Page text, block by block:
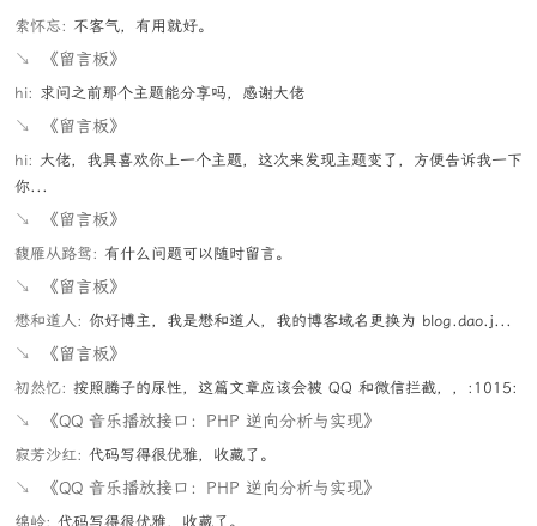
索怀忘: 不客气，有用就好。
↘ 《留言板》
hi: 求问之前那个主题能分享吗，感谢大佬
↘ 《留言板》
hi: 大佬，我具喜欢你上一个主题，这次来发现主题变了，方便告诉我一下
你...
↘ 《留言板》
馥雁从路鸳: 有什么问题可以随时留言。
↘ 《留言板》
懋和道人: 你好博主，我是懋和道人，我的博客域名更换为 blog.dao.j...
↘ 《留言板》
初然忆: 按照腾子的尿性，这篇文章应该会被 QQ 和微信拦截，，:1015:
↘ 《QQ 音乐播放接口：PHP 逆向分析与实现》
寂芳沙红: 代码写得很优雅，收藏了。
↘ 《QQ 音乐播放接口：PHP 逆向分析与实现》
绵岭: 代码写得很优雅，收藏了。